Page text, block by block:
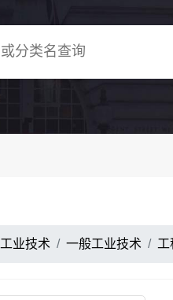
工业技术 一般工业技术 工